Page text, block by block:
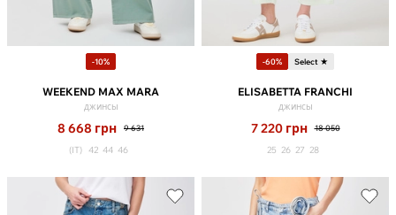
-10%
WEEKEND MAX MARA
джинсы
8 668 грн 9 631
(IT) 42 44 46
-60% Select ★
ELISABETTA FRANCHI
джинсы
7 220 грн 18 050
25 26 27 28